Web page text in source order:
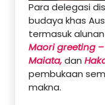
Para delegasi
budaya khas
termasuk alunan
Maori greeting
Maiata,dan
pembukaan
makna.